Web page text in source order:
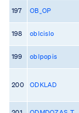
197 OB_OP
198 oblcislo
199 oblpopis
200 ODKLAD